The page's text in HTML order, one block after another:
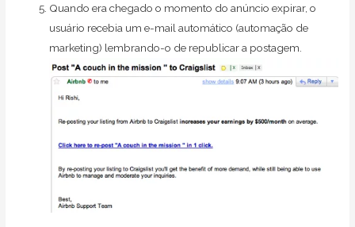
Quando era chegado o momento do anúncio expirar, o
usuário recebia um e-mail automático (automação de
marketing) lembrando-o de republicar a postagem.